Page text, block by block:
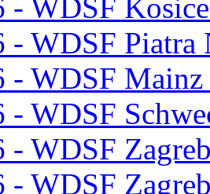
- WDSF
- WDSF Piatra
- WDSF
- WDSF
- WDSF
- WDSF